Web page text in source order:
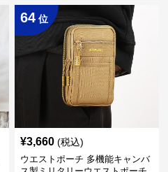
64 位
¥3,660 (税込)
ウエストポーチ 多機能キャンバ